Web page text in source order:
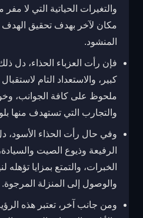
والتغيرات الحياتية التي لا
مكان لآخر بهدف تحقيق الهدف
المنشود.
فإن رأت العزباء الحذاء، دل
كبير، والاستعداد التام
ملحوظ على كافة الجوانب،
والتجارب التي تستهدف منها
وفي حال رأت الحذاء الأسود،
الرفيعة وذيوع الصيت
الخبرات، والتمتع بمزايا تؤهله
والوصول إلى المنزلة المرجوة.
ومن جانب آخر، تعتبر هذه